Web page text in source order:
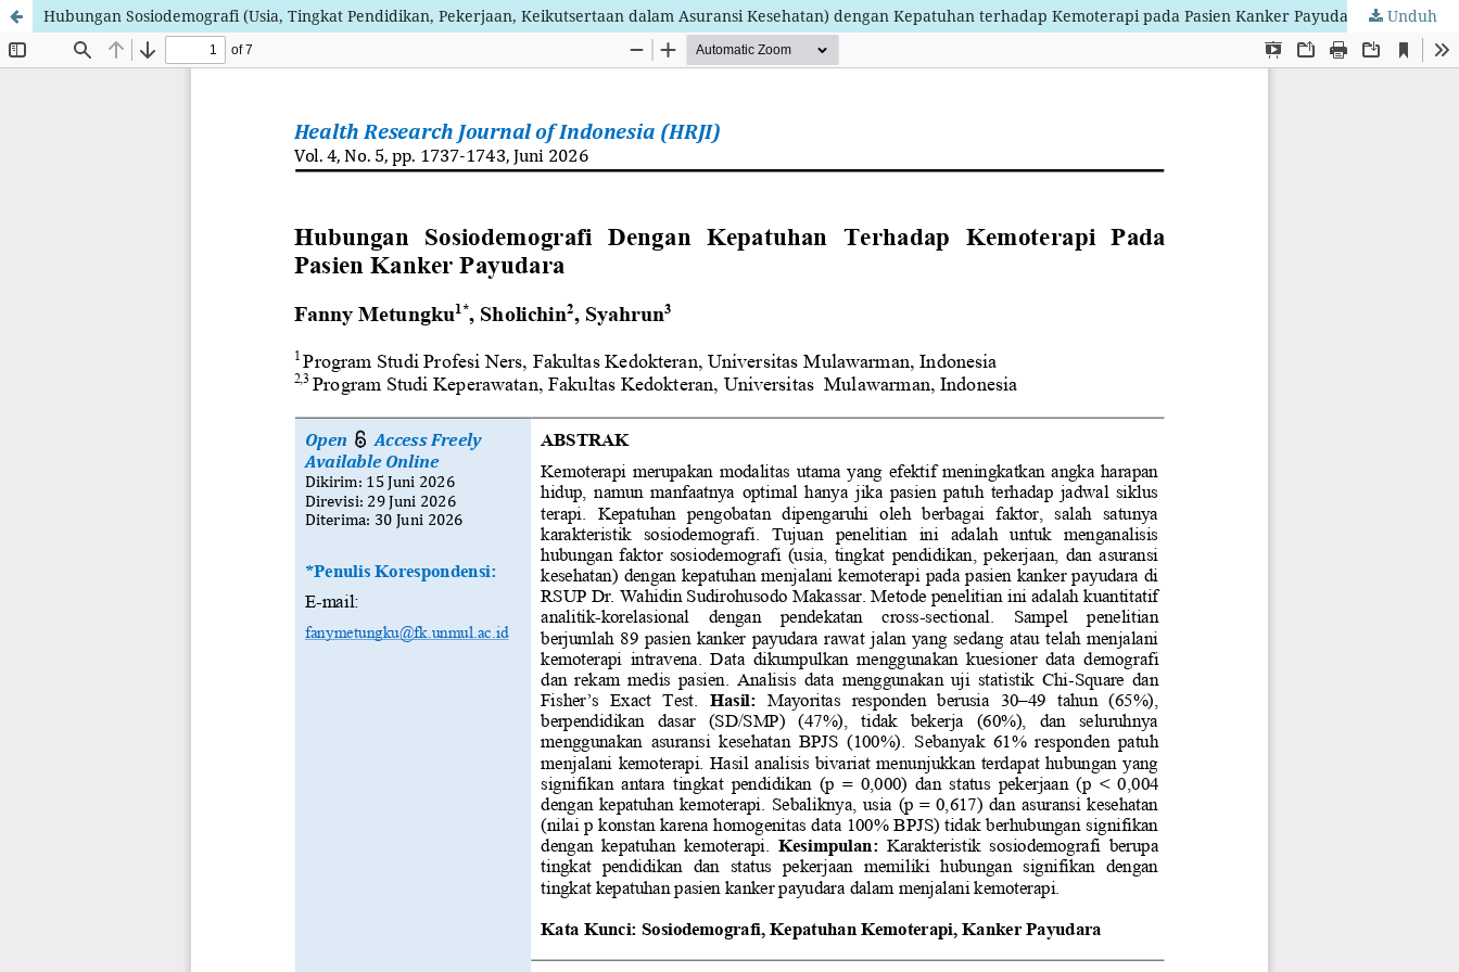
Hubungan Sosiodemografi (Usia, Tingkat Pendidikan, Pekerjaan, Keikutsertaan dalam Asuransi Kesehatan) dengan Kepatuhan terhadap Kemoterapi pada Pasien Kanker Payudara Unduh